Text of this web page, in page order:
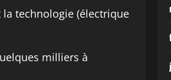
la technologie (électrique
milliers à